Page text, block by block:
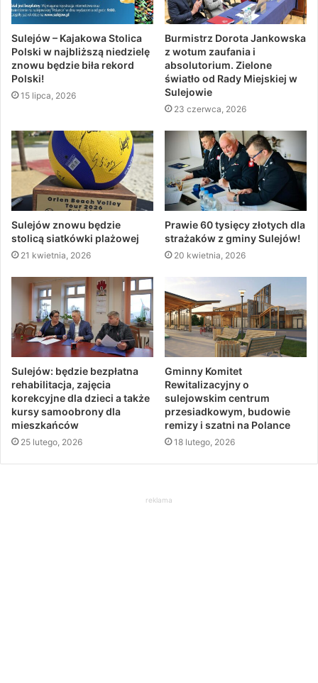
Sulejów – Kajakowa Stolica
Polski w najbliższą niedzielę
znowu będzie biła rekord
Polski!
15 lipca, 2026
Burmistrz Dorota Jankowska
z wotum zaufania i
absolutorium. Zielone
światło od Rady Miejskiej w
Sulejowie
23 czerwca, 2026
Sulejów znowu będzie
stolicą siatkówki plażowej
21 kwietnia, 2026
Prawie 60 tysięcy złotych dla
strażaków z gminy Sulejów!
20 kwietnia, 2026
Sulejów: będzie bezpłatna
rehabilitacja, zajęcia
korekcyjne dla dzieci a także
kursy samoobrony dla
mieszkańców
25 lutego, 2026
Gminny Komitet
Rewitalizacyjny o
sulejowskim centrum
przesiadkowym, budowie
remizy i szatni na Polance
18 lutego, 2026
reklama